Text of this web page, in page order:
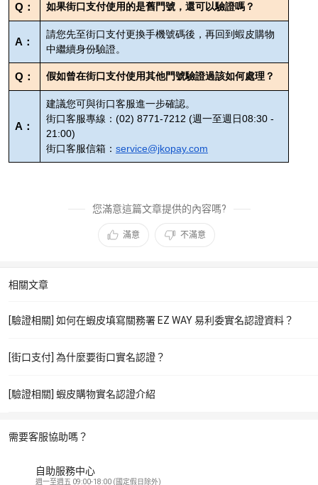
Q： 如果街口支付使用的是舊門號，還可以驗證嗎？
A：
請您先至街口支付更換手機號碼後，再回到蝦皮購物
中繼續身份驗證。
Q： 假如曾在街口支付使用其他門號驗證過該如何處理？
A：
建議您可與街口客服進一步確認。
街口客服專線：(02) 8771-7212 (週一至週日08:30 -
21:00)
街口客服信箱： service@jkopay.com
您滿意這篇文章提供的內容嗎?
滿意 不滿意
相關文章
[驗證相關] 如何在蝦皮填寫關務署 EZ WAY 易利委實名認證資料？
[街口支付] 為什麼要街口實名認證？
[驗證相關] 蝦皮購物實名認證介紹
需要客服協助嗎？
自助服務中心
週一至週五 09:00-18:00 (國定假日除外)